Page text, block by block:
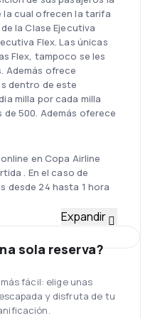
la cual ofrecen la tarifa
la Clase Ejecutiva
Flex. Las únicas
Flex, tampoco se les
Además ofrece
dentro de este
milla por cada milla
500. Además oferece
en Copa Airline
. En el caso de
desde 24 hasta 1 hora
777-200ER,
145, Embraer
Juan
Expandir
sola reserva?
fácil: elige unas
y disfruta de tu